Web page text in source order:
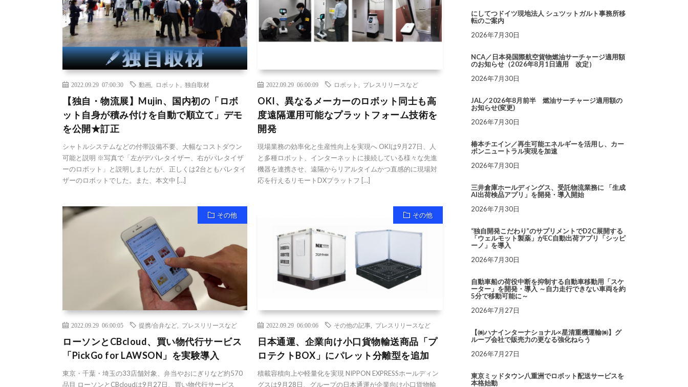
2022.09.29 07:00:30 動画 ロボット 独自取材
【独自・物流展】Mujin、国内初の「ロボ
ット自身が積み付けを自動で順立て」デモ
を公開★訂正
シャトルシステムなどの付帯設備不要、大幅なコストダウン
可能と説明 ※写真で「左がデパレタイザー、右がパレタイザ
ーのロボット」と説明しましたが、正しくは2台ともパレタイ
ザーのロボットでした。また、本文中 […]
2022.09.29 06:00:09 ロボット プレスリリースなど
OKI、異なるメーカーのロボット同士も高
度遠隔運用可能なプラットフォーム技術を
開発
現場業務の効率化と生産性向上を実現へ OKIは9月27日、人
と多種ロボット、インターネットに接続している様々な先進
機器を連携させ、遠隔からリアルタイムかつ直感的に現場対
応を行えるリモートDXプラットフ […]
その他
2022.09.29 06:00:05 提携/合弁など プレスリリースなど
ローソンとCBcloud、買い物代行サービス
「PickGo for LAWSON」を実験導入
東京・千葉・埼玉の33店舗対象、弁当やおにぎりなど約570
品目 ローソンとCBcloudは9月27日、買い物代行サービス
その他
2022.09.29 06:00:06 その他の記事 プレスリリースなど
日本通運、企業向け小口貨物輸送商品「プ
ロテクトBOX」にパレット分離型を追加
積載容積向上や軽量化を実現 NIPPON EXPRESSホールディン
グスは9月28日、グループの日本通運が企業向け小口貨物輸
にしてつドイツ現地法人 シュツットガルト事務所移
転のご案内
2026年7月30日
NCA／日本発国際航空貨物燃油サーチャージ適用額
のお知らせ（2026年8月1日適用 改定）
2026年7月30日
JAL／2026年8月前半 燃油サーチャージ適用額の
お知らせ(変更)
2026年7月30日
椿本チエイン／再生可能エネルギーを活用し、カー
ボンニュートラル実現を加速
2026年7月30日
三井倉庫ホールディングス、受託物流業務に 「生成
AI出荷検品アプリ」を開発・導入開始
2026年7月30日
“独自開発こだわり”のサプリメントでD2C展開する
「ウェルモット製薬」がEC自動出荷アプリ「シッピ
ーノ」を導入
2026年7月30日
自動車船の荷役中断を抑制する自動車移動用「スケ
ーター」を開発・導入 ～自力走行できない車両を約
5分で移動可能に～
2026年7月27日
【㈱ハナインターナショナル×星清重機運輸㈱】グ
ループ会社で販売力の更なる強化ねらう
2026年7月27日
東京ミッドタウン八重洲でロボット配送サービスを
本格始動